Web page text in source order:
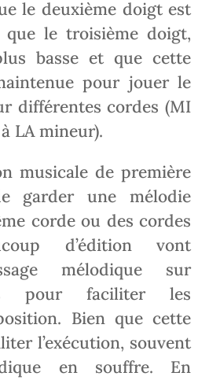
le deuxième doigt est
le troisième doigt,
basse et que cette
pour jouer le
différentes cordes (MI
LA mineur).
musicale de première
garder une mélodie
corde ou des cordes
d’édition vont
mélodique sur
pour faciliter les
Bien que cette
l’exécution, souvent
en souffre. En